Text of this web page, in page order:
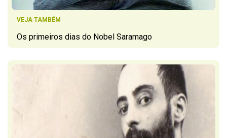
VEJA TAMBÉM
Os primeiros dias do Nobel Saramago